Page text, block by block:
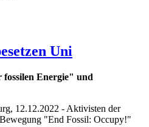
Uni
Energie" und
12.12.2022 - Aktivisten der
"End Fossil: Occupy!"